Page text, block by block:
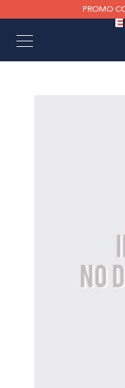
PROMO